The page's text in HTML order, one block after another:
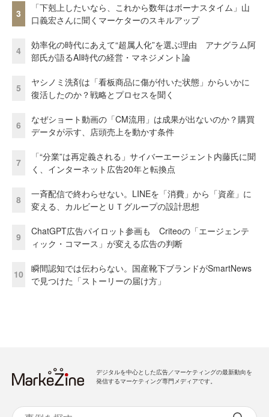
3
「下剋上したいなら、これから数年はボーナスタイム」山
口義宏さんに聞くマーケターのスキルアップ
4
効率化の時代にあえて“超属人化”を選ぶ理由 アナグラム阿
部氏が語るAI時代の経営・マネジメント論
5
ヤシノミ洗剤は「看板商品に傷が付いた状態」からいかに
復活したのか？戦略とプロセスを聞く
6
なぜショート動画の「CM流用」は成果が出ないのか？購買
データが示す、店頭売上を動かす条件
7
「“分業”は再定義される」サイバーエージェント内藤氏に聞
く、インターネット広告20年と転換点
8
一斉配信で終わらせない。LINEを「消費」から「資産」に
変える、カルビーとＵＴグループの設計思想
9
ChatGPT広告パイロット参画も Criteoの「エージェンテ
ィック・コマース」が変える広告の判断
10
瞬間認知では伝わらない。国産靴下ブランドがSmartNews
で見つけた「ストーリーの届け方」
デジタルを中心とした広告／マーケティングの最新動向を
発信するマーケティング専門メディアです。